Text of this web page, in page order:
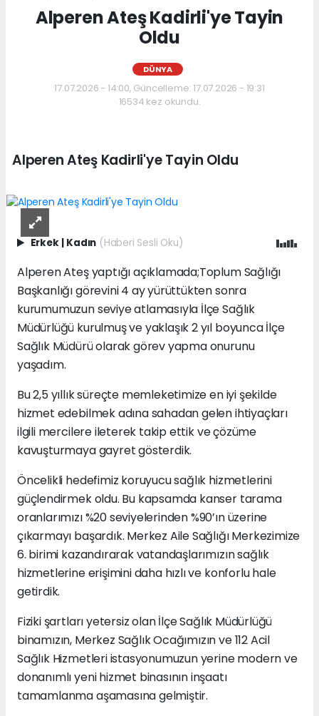
Alperen Ateş Kadirli'ye Tayin
Oldu
DÜNYA
17.07.2026 - 14:00, Güncelleme: 17.07.2026 - 19:31
16534 kez okundu.
Alperen Ateş Kadirli'ye Tayin Oldu
Erkek | Kadın (Haberi Sesli Oku)
Alperen Ateş yaptığı açıklamada;Toplum Sağlığı
Başkanlığı görevini 4 ay yürüttükten sonra
kurumumuzun seviye atlamasıyla İlçe Sağlık
Müdürlüğü kurulmuş ve yaklaşık 2 yıl boyunca İlçe
Sağlık Müdürü olarak görev yapma onurunu
yaşadım.
Bu 2,5 yıllık süreçte memleketimize en iyi şekilde
hizmet edebilmek adına sahadan gelen ihtiyaçları
ilgili mercilere ileterek takip ettik ve çözüme
kavuşturmaya gayret gösterdik.
Öncelikli hedefimiz koruyucu sağlık hizmetlerini
güçlendirmek oldu. Bu kapsamda kanser tarama
oranlarımızı %20 seviyelerinden %90’ın üzerine
çıkarmayı başardık. Merkez Aile Sağlığı Merkezimize
6. birimi kazandırarak vatandaşlarımızın sağlık
hizmetlerine erişimini daha hızlı ve konforlu hale
getirdik.
Fiziki şartları yetersiz olan İlçe Sağlık Müdürlüğü
binamızın, Merkez Sağlık Ocağımızın ve 112 Acil
Sağlık Hizmetleri istasyonumuzun yerine modern ve
donanımlı yeni hizmet binasının inşaatı
tamamlanma aşamasına gelmiştir.